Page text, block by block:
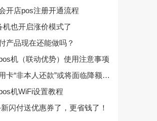
开店pos注册开通流程
机也开启涨价模式了
产品现在还能做吗？
机（联动优势）使用注意事项
本人还款”或将面临降额、冻结、止付等风险！
机WiFi设置教程
闪付送优惠券了，更省钱了！